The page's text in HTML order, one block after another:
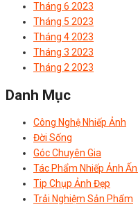
Tháng 6 2023
Tháng 5 2023
Tháng 4 2023
Tháng 3 2023
Tháng 2 2023
Danh Mục
Công Nghệ Nhiếp Ảnh
Đời Sống
Góc Chuyên Gia
Tác Phẩm Nhiếp Ảnh
Tip Chụp Ảnh Đẹp
Trải Nghiệm Sản Phẩm